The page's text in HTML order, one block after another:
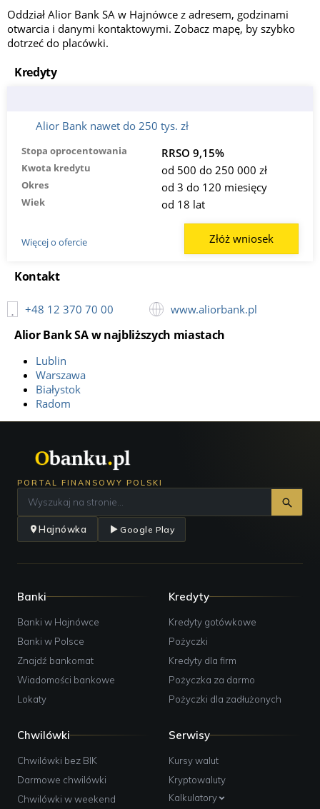
Oddział Alior Bank SA w Hajnówce z adresem, godzinami
otwarcia i danymi kontaktowymi. Zobacz mapę, by szybko
dotrzeć do placówki.
Kredyty
Alior Bank nawet do 250 tys. zł
Stopa oprocentowania RRSO 9,15%
Kwota kredytu od 500 do 250 000 zł
Okres od 3 do 120 miesięcy
Wiek od 18 lat
Więcej o ofercie Złóż wniosek
Kontakt
+48 12 370 70 00 www.aliorbank.pl
Alior Bank SA w najbliższych miastach
Lublin
Warszawa
Białystok
Radom
PORTAL FINANSOWY POLSKI
Hajnówka Google Play
Banki
Banki w Hajnówce
Banki w Polsce
Znajdź bankomat
Wiadomości bankowe
Lokaty
Kredyty
Kredyty gotówkowe
Pożyczki
Kredyty dla firm
Pożyczka za darmo
Pożyczki dla zadłużonych
Chwilówki
Chwilówki bez BIK
Darmowe chwilówki
Chwilówki w weekend
Serwisy
Kursy walut
Kryptowaluty
Kalkulatory